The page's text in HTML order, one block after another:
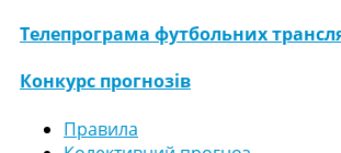
Телепрограма футбольних
Конкурс прогнозів
Правила